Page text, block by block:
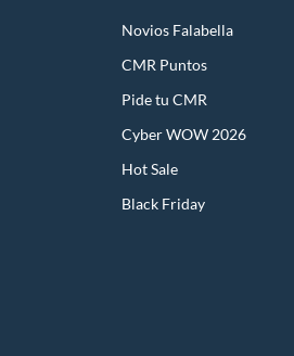
Novios Falabella
CMR Puntos
Pide tu CMR
Cyber WOW 2026
Hot Sale
Black Friday